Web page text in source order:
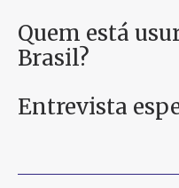
Quem está
Brasil?
Entrevista